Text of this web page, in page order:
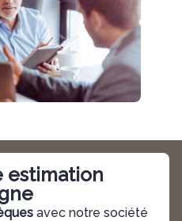
estimation
avec notre société